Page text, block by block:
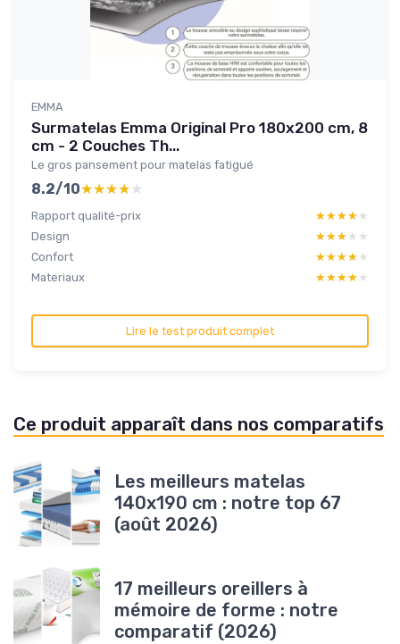
EMMA
Surmatelas Emma Original Pro 180x200 cm, 8
cm - 2 Couches Th...
Le gros pansement pour matelas fatigué
8.2/10★★★★★
★★★★★
Rapport qualité-prix ★★★★★
★★★★★
Design
★★★★★
★★★★★
Confort
★★★★★
★★★★★
Materiaux
★★★★★
★★★★★
Lire le test produit complet
Ce produit apparaît dans nos comparatifs
Les meilleurs matelas
140x190 cm : notre top 67
(août 2026)
17 meilleurs oreillers à
mémoire de forme : notre
comparatif (2026)